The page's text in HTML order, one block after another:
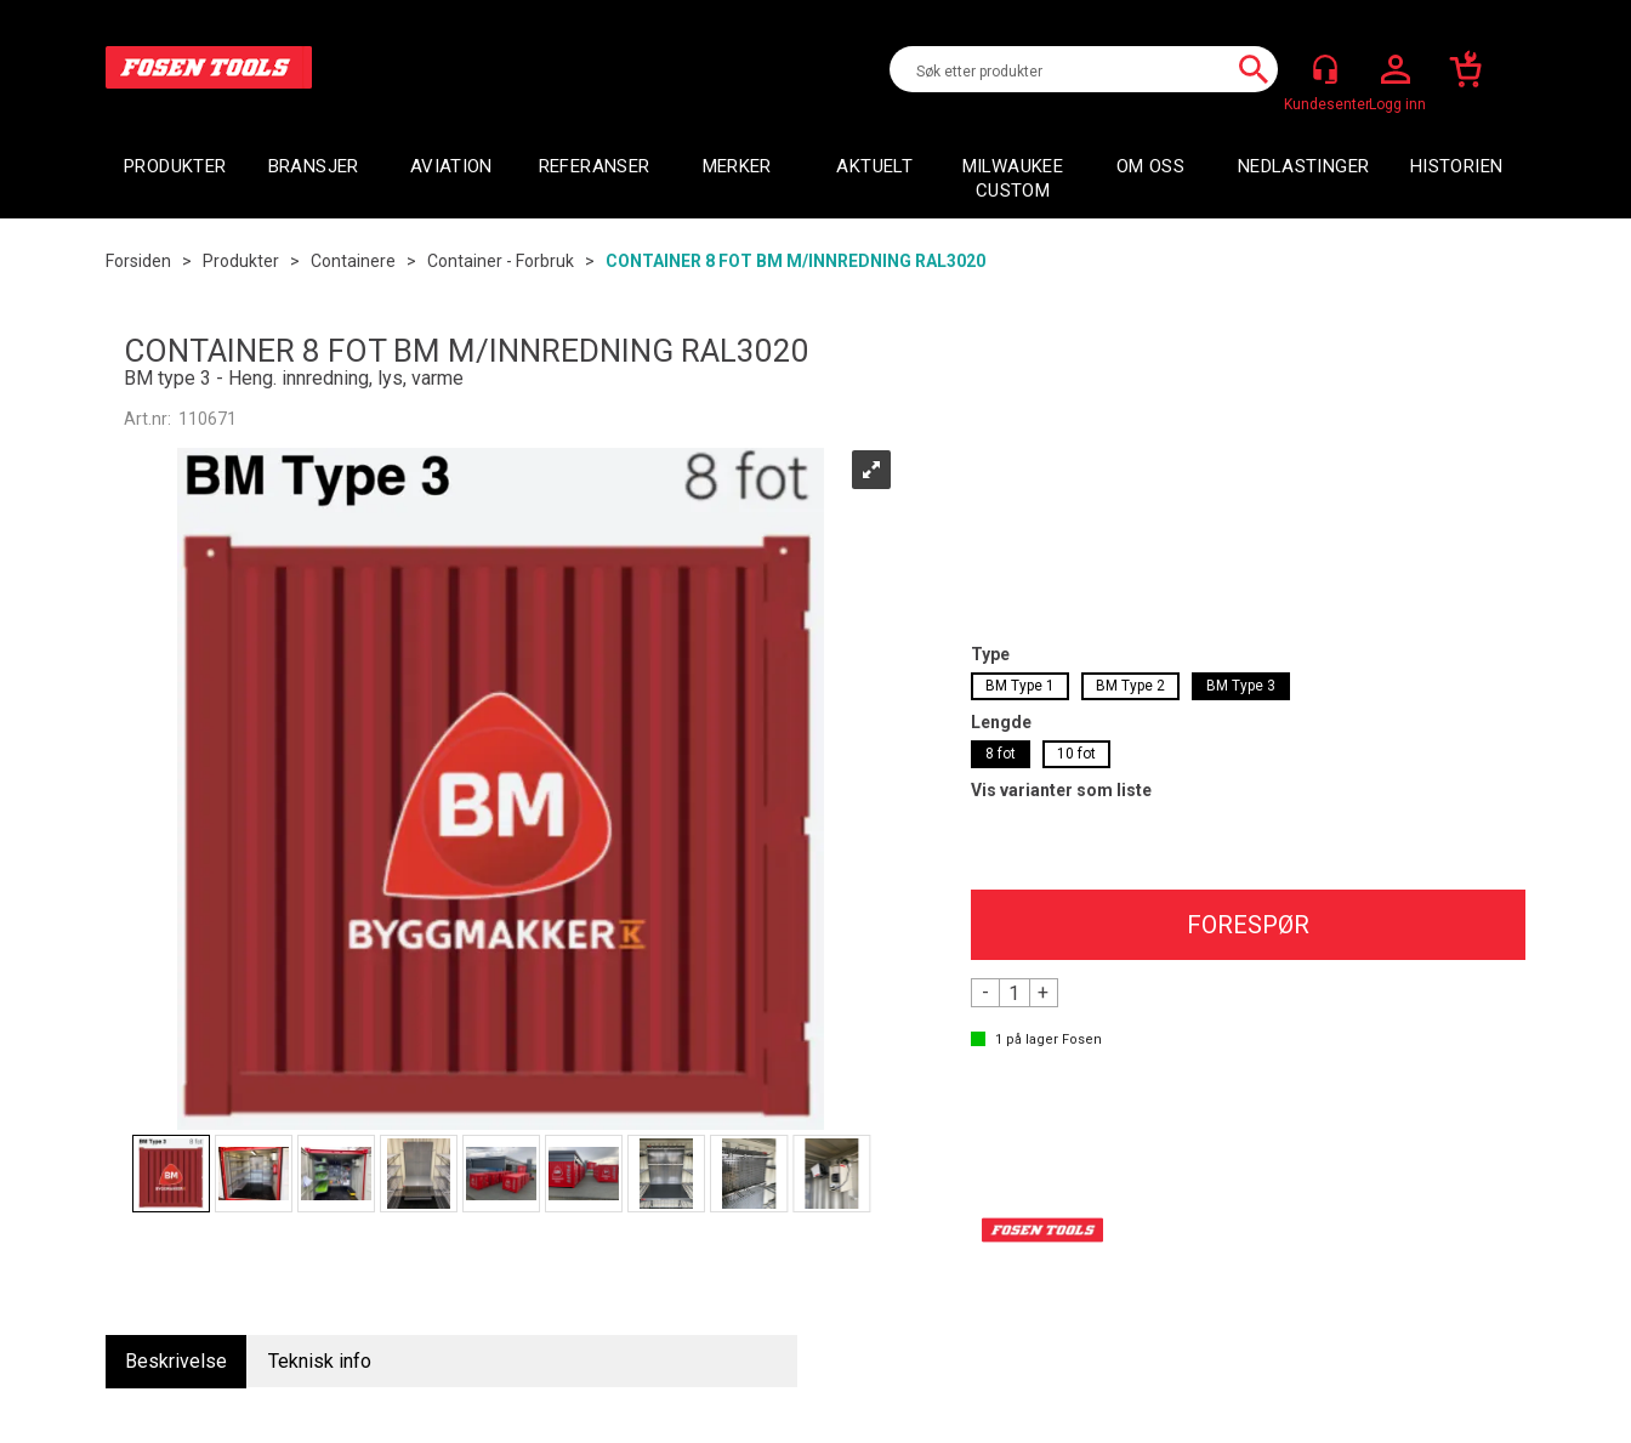
Logg inn
PRODUKTER BRANSJER AVIATION REFERANSER MERKER AKTUELT
MILWAUKEE
CUSTOM
OM OSS NEDLASTINGER HISTORIEN
Forsiden > Produkter > Containere > Container - Forbruk > CONTAINER 8 FOT BM M/INNREDNING RAL3020
CONTAINER 8 FOT BM M/INNREDNING RAL3020
BM type 3 - Heng. innredning, lys, varme
Art.nr: 110671
Type
BM Type 1 BM Type 2 BM Type 3
Lengde
8 fot 10 fot
Vis varianter som liste
FORESPØR
- +
1 på lagerFosen
Beskrivelse Teknisk info